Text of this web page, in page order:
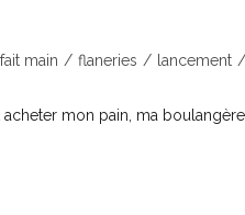
fait main / flaneries / lancement /
mon pain, ma